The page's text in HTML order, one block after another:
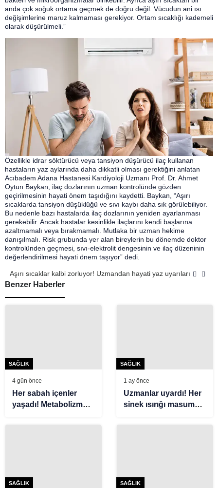
anda çok soğuk ortama geçmek de doğru değil. Vücudun ani ısı
değişimlerine maruz kalmaması gerekiyor. Ortam sıcaklığı kademeli
olarak düşürülmeli.”
Özellikle idrar söktürücü veya tansiyon düşürücü ilaç kullanan
hastaların yaz aylarında daha dikkatli olması gerektiğini anlatan
Acıbadem Adana Hastanesi Kardiyoloji Uzmanı Prof. Dr. Ahmet
Oytun Baykan, ilaç dozlarının uzman kontrolünde gözden
geçirilmesinin hayati önem taşıdığını kaydetti. Baykan, “Aşırı
sıcaklarda tansiyon düşüklüğü ve sıvı kaybı daha sık görülebiliyor.
Bu nedenle bazı hastalarda ilaç dozlarının yeniden ayarlanması
gerekebilir. Ancak hastalar kesinlikle ilaçlarını kendi başlarına
azaltmamalı veya bırakmamalı. Mutlaka bir uzman hekime
danışılmalı. Risk grubunda yer alan bireylerin bu dönemde doktor
kontrolünden geçmesi, sıvı-elektrolit dengesinin ve ilaç düzeninin
değerlendirilmesi hayati önem taşıyor” dedi.
Aşırı sıcaklar kalbi zorluyor! Uzmandan hayati yaz uyarıları
Benzer Haberler
SAĞLIK
4 gün önce
Her sabah içenler
yaşadı! Metabolizmayı
SAĞLIK
1 ay önce
Uzmanlar uyardı! Her
sinek ısırığı masum
SAĞLIK SAĞLIK